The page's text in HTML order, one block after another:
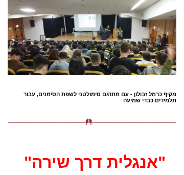
מקיף כרמל זבולון - עם מתרגם סימולטני לשפת הסימנים, עבור
תלמידים כבדי שמיעה
"אנגלית דרך שירה"